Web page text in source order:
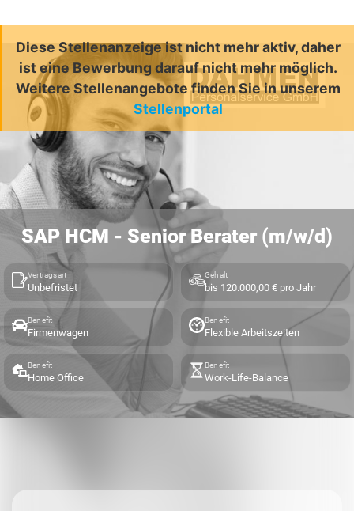
Diese Stellenanzeige ist nicht mehr aktiv, daher
ist eine Bewerbung darauf nicht mehr möglich.
Weitere Stellenangebote finden Sie in unserem
Stellenportal
SAP HCM - Senior Berater (m/w/d)
Vertragsart
Unbefristet
Gehalt
bis 120.000,00 € pro Jahr
Benefit
Firmenwagen
Benefit
Flexible Arbeitszeiten
Benefit
Home Office
Benefit
Work-Life-Balance